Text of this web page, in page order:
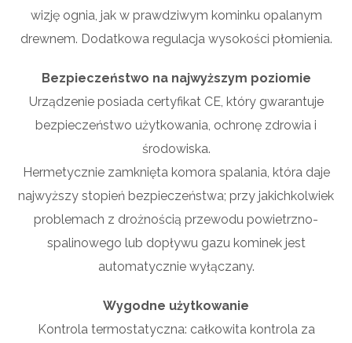
wizję ognia, jak w prawdziwym kominku opalanym
drewnem. Dodatkowa regulacja wysokości płomienia.
Bezpieczeństwo na najwyższym poziomie
Urządzenie posiada certyfikat CE, który gwarantuje
bezpieczeństwo użytkowania, ochronę zdrowia i
środowiska.
Hermetycznie zamknięta komora spalania, która daje
najwyższy stopień bezpieczeństwa; przy jakichkolwiek
problemach z drożnością przewodu powietrzno-
spalinowego lub dopływu gazu kominek jest
automatycznie wyłączany.
Wygodne użytkowanie
Kontrola termostatyczna: całkowita kontrola za